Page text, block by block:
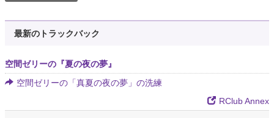
最新のトラックバック
空間ゼリーの『夏の夜の夢』
空間ゼリーの「真夏の夜の夢」の洗練
RClub Annex